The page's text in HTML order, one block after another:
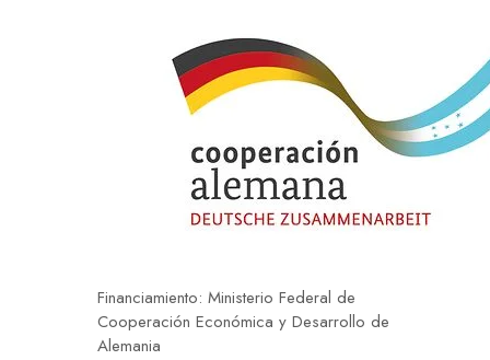
Financiamiento: Ministerio Federal de
Cooperación Económica y Desarrollo de
Alemania